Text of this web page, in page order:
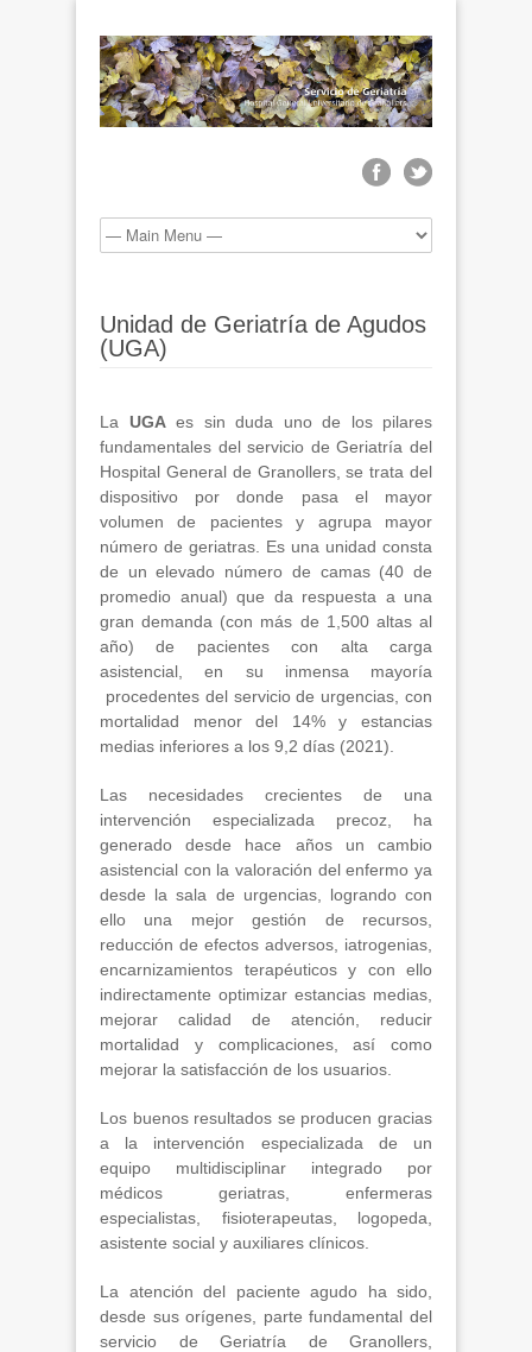
Unidad de Geriatría de Agudos
(UGA)
La UGAes sin duda uno de los pilares
fundamentales del servicio de Geriatría del
Hospital General de Granollers, se trata del
dispositivo por donde pasa el mayor
volumen de pacientes y agrupa mayor
número de geriatras. Es una unidad consta
de un elevado número de camas (40 de
promedio anual) que da respuesta a una
gran demanda (con más de 1,500 altas al
año) de pacientes con alta carga
asistencial, en su inmensa mayoría
procedentes del servicio de urgencias, con
mortalidad menor del 14% y estancias
medias inferiores a los 9,2 días (2021).
Las necesidades crecientes de una
intervención especializada precoz, ha
generado desde hace años un cambio
asistencial con la valoración del enfermo ya
desde la sala de urgencias, logrando con
ello una mejor gestión de recursos,
reducción de efectos adversos, iatrogenias,
encarnizamientos terapéuticos y con ello
indirectamente optimizar estancias medias,
mejorar calidad de atención, reducir
mortalidad y complicaciones, así como
mejorar la satisfacción de los usuarios.
Los buenos resultados se producen gracias
a la intervención especializada de un
equipo multidisciplinar integrado por
médicos geriatras, enfermeras
especialistas, fisioterapeutas, logopeda,
asistente social y auxiliares clínicos.
La atención del paciente agudo ha sido,
desde sus orígenes, parte fundamental del
servicio de Geriatría de Granollers,